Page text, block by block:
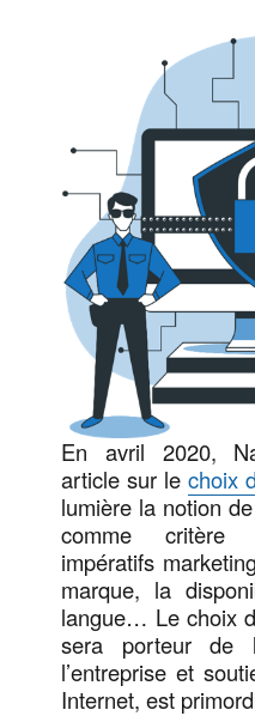
En avril 2020,
article sur lechoix
lumière la notion
comme critère
impératifs
marque, la
langue… Le choix
sera porteur de
l’entreprise et
Internet, est